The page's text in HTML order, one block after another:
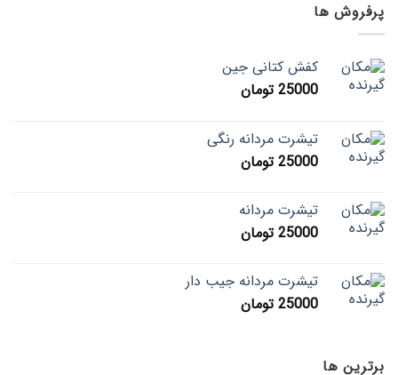
پرفروش ها
کفش کتانی جین
25000 تومان
تیشرت مردانه رنگی
25000 تومان
تیشرت مردانه
25000 تومان
تیشرت مردانه جیب دار
25000 تومان
برترین ها